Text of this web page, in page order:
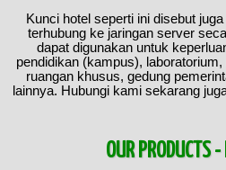
Kunci hotel seperti ini disebut
terhubung ke jaringan server
dapat digunakan untuk
pendidikan (kampus),
ruangan khusus, gedung
lainnya. Hubungi kami sekarang
OUR PRODUCTS -